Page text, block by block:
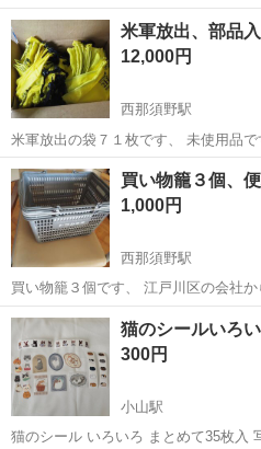
場所相談ください
栃木 那須塩原市 西那須野駅
ダンボール
米軍放出、部品
12,000円
西那須野駅
米軍放出の袋７１枚です、 未使用品です 小物入れです、 画像でご確
認ください、
栃木 那須塩原市 西那須野駅
買い物籠３個、
1,000円
西那須野駅
買い物籠３個です、 江戸川区の会社から纏め買いした物です、 名前入
ってますが心配であれば領収書つけます、 気になる場合は塗
テープなど張っ
栃木 大田原市
猫のシールいろ
300円
小山駅
猫のシール いろいろ まとめて35枚入 写真2枚目: ロールシール 2種類